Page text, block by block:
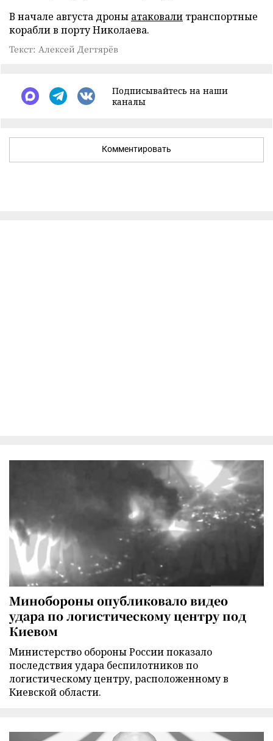
В начале августа дроны атаковали транспортные
корабли в порту Николаева.
Текст: Алексей Дегтярёв
Подписывайтесь на наши
каналы
Комментировать
Минобороны опубликовало видео
удара по логистическому центру под
Киевом
Министерство обороны России показало
последствия удара беспилотников по
логистическому центру, расположенному в
Киевской области.